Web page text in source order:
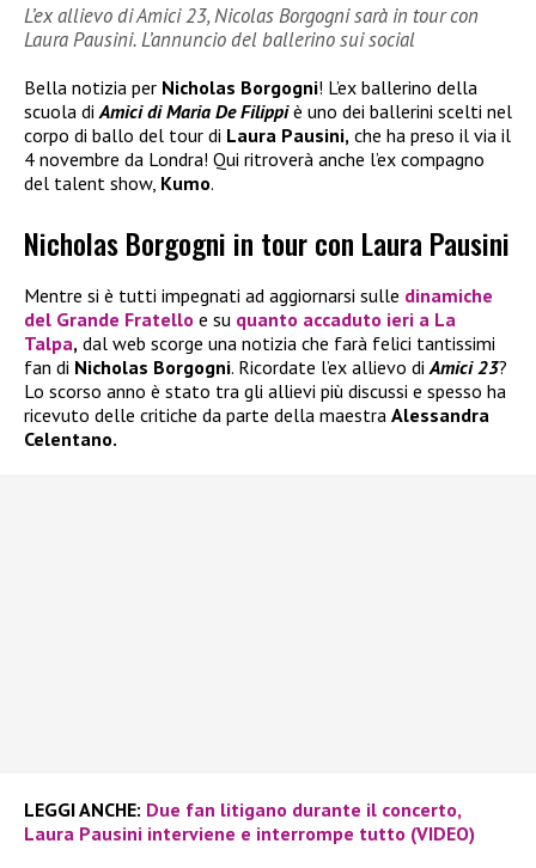
L’ex allievo di Amici 23, Nicolas Borgogni sarà in tour con
Laura Pausini. L’annuncio del ballerino sui social
Bella notizia per Nicholas Borgogni! L’ex ballerino della
scuola di Amici di Maria De Filippiè uno dei ballerini scelti nel
corpo di ballo del tour di Laura Pausini, che ha preso il via il
4 novembre da Londra! Qui ritroverà anche l’ex compagno
del talent show, Kumo.
Nicholas Borgogni in tour con Laura Pausini
Mentre si è tutti impegnati ad aggiornarsi sulle dinamiche
del Grande Fratello e su quanto accaduto ieri a La
Talpa, dal web scorge una notizia che farà felici tantissimi
fan di Nicholas Borgogni. Ricordate l’ex allievo diAmici 23?
Lo scorso anno è stato tra gli allievi più discussi e spesso ha
ricevuto delle critiche da parte della maestra Alessandra
Celentano.
LEGGI ANCHE: Due fan litigano durante il concerto,
Laura Pausini interviene e interrompe tutto (VIDEO)